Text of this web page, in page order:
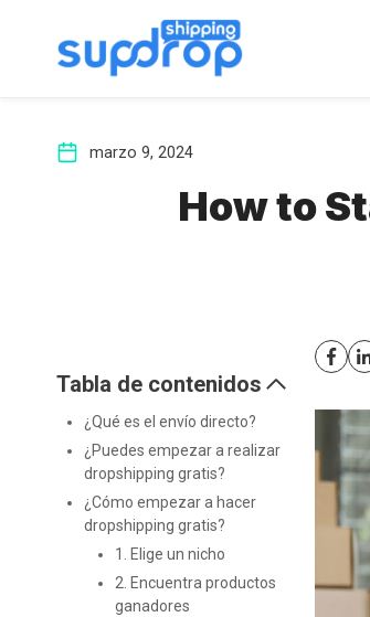
contenido
marzo 9, 2024
How to
Tabla de contenidos
¿Qué es el envío directo?
¿Puedes empezar a realizar
dropshipping gratis?
¿Cómo empezar a hacer
dropshipping gratis?
1. Elige un nicho
2. Encuentra productos
ganadores